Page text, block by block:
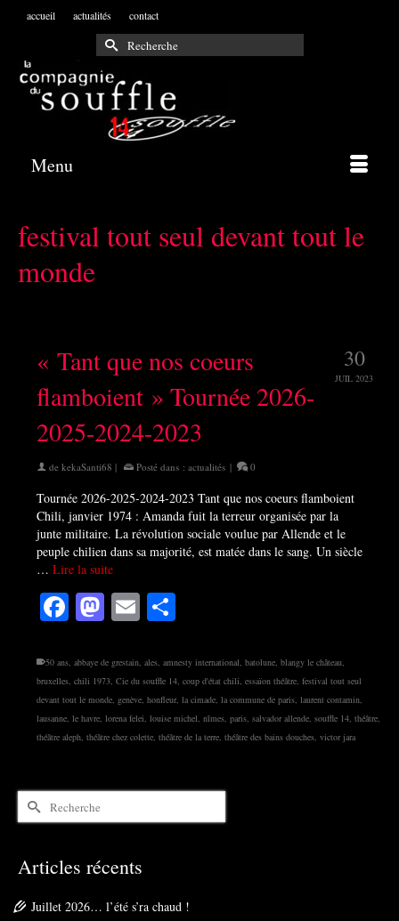
accueil actualités contact
Rechercher :
Menu
festival tout seul devant tout le
monde
30
JUIL 2023
« Tant que nos coeurs
flamboient » Tournée 2026-
2025-2024-2023
de kekaSanti68 | Posté dans : actualités | 0
Tournée 2026-2025-2024-2023 Tant que nos coeurs flamboient
Chili, janvier 1974 : Amanda fuit la terreur organisée par la
junte militaire. La révolution sociale voulue par Allende et le
peuple chilien dans sa majorité, est matée dans le sang. Un siècle
… Lire la suite
Facebook
Mastodon
Email
50 ans, abbaye de grestain, ales, amnesty international, batolune, blangy le château,
bruxelles, chili 1973, Cie du souffle 14, coup d'état chili, essaïon théâtre, festival tout seul
devant tout le monde, genève, honfleur, la cimade, la commune de paris, laurent contamin,
lausanne, le havre, lorena felei, louise michel, nîmes, paris, salvador allende, souffle 14, théâtre,
théâtre aleph, théâtre chez colette, théâtre de la terre, théâtre des bains douches, victor jara
Rechercher :
Articles récents
Juillet 2026… l’été s’ra chaud !